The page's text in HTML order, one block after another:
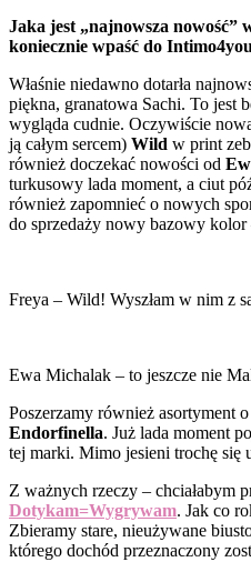
Jaka jest „najnowsza nowość”
koniecznie wpaść do
Właśnie niedawno dotarła
piękna, granatowa Sachi. To jest
wygląda cudnie. Oczywiście
ją całym sercem) Wild w print
również doczekać nowości od
turkusowy lada moment, a ciut
również zapomnieć o nowych
do sprzedaży nowy bazowy kolor
Freya – Wild! Wyszłam w nim z
Ewa Michalak – to jeszcze nie
Poszerzamy również asortyment
Endorfinella. Już lada moment
tej marki. Mimo jesieni trochę się
Z ważnych rzeczy – chciałabym
Dotykam=Wygrywam. Jak co
Zbieramy stare, nieużywane
którego dochód przeznaczony